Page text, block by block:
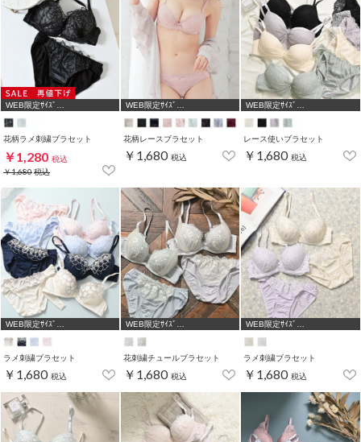
WEB限定ｻｲｽﾞ
花柄ラメ刺繍ブラセット
￥1,280 税込
￥1,680税込
WEB限定ｻｲｽﾞ
花柄レースブラセット
￥1,680 税込
WEB限定ｻｲｽﾞ
レース使いブラセット
￥1,680 税込
WEB限定ｻｲｽﾞ
ラメ刺繍ブラセット
￥1,680 税込
WEB限定ｻｲｽﾞ
花刺繍チュールブラセット
￥1,680 税込
WEB限定ｻｲｽﾞ
ラメ刺繍ブラセット
￥1,680 税込